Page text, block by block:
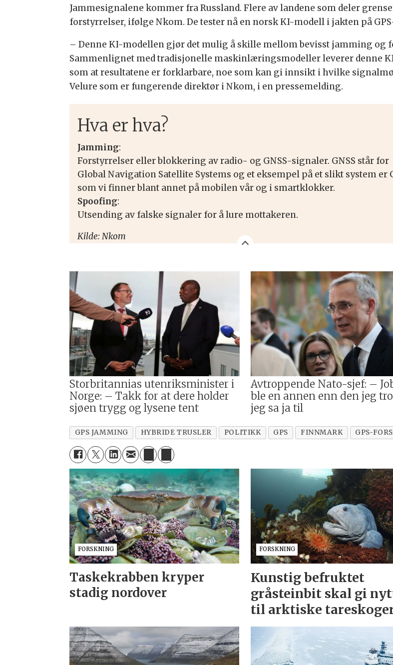
Jammesignalene kommer fra Russland. Flere av landene som deler
forstyrrelser, ifølge Nkom. De tester nå en norsk KI-modell i jakten på
– Denne KI-modellen gjør det mulig å skille mellom bevisst jamming og
Sammenlignet med tradisjonelle maskinlæringsmodeller leverer denne
som at resultatene er forklarbare, noe som kan gi innsikt i hvilke
Velure som er fungerende direktør i Nkom, i en pressemelding.
Hva er hva?
Jamming:
Forstyrrelser eller blokkering av radio- og GNSS-signaler. GNSS står for
Global Navigation Satellite Systems og et eksempel på et slikt system er
som vi finner blant annet på mobilen vår og i smartklokker.
Spoofing:
Utsending av falske signaler for å lure mottakeren.
Kilde: Nkom
Storbritannias utenriksminister i
Norge: – Takk for at dere holder
sjøen trygg og lysene tent
Avtroppende Nato-sjef: –
ble en annen enn den jeg
jeg sa ja til
GPS JAMMING HYBRIDE TRUSLER POLITIKK GPS FINNMARK GPS-
FORSKNING
Taskekrabben kryper
stadig nordover
FORSKNING
Kunstig befruktet
gråsteinbit skal gi
til arktiske